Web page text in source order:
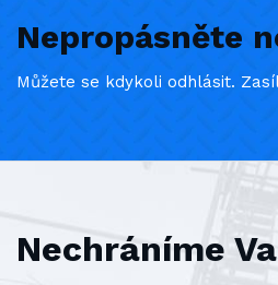
Nepropásněte
Můžete se kdykoli odhlásit.
Nechráníme